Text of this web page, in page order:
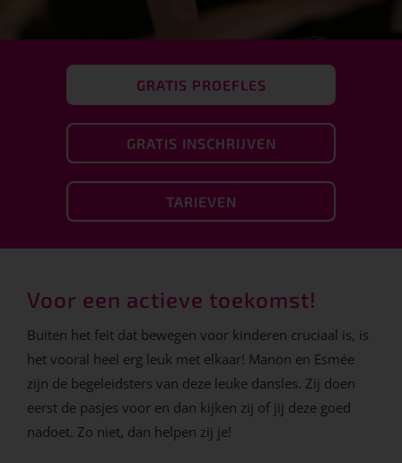
GRATIS PROEFLES
GRATIS INSCHRIJVEN
TARIEVEN
Voor een actieve toekomst!
Buiten het feit dat bewegen voor kinderen cruciaal is, is
het vooral heel erg leuk met elkaar! Manon en Esmée
zijn de begeleidsters van deze leuke dansles. Zij doen
eerst de pasjes voor en dan kijken zij of jij deze goed
nadoet. Zo niet, dan helpen zij je!